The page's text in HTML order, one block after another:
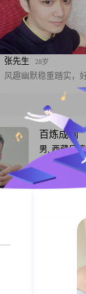
张先生 28岁
风趣幽默稳重踏实，
百炼成钢
男, 西藏日喀
大家好，我
175cm，目
通交流
靠，对待
自己动手做
男, 西藏日
95年的，